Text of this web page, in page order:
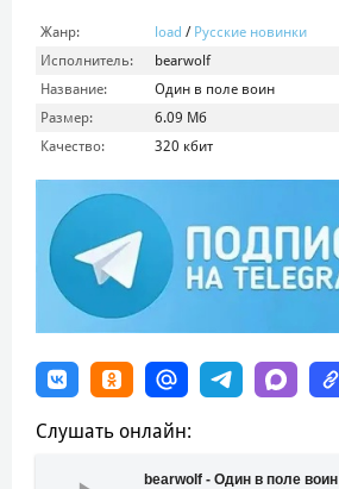
Жанр: load / Русские новинки
Исполнитель:
bearwolf
Название:
Один в поле воин
Размер:
6.09 Мб
Качество:
320 кбит
Слушать онлайн:
bearwolf - Один в поле воин